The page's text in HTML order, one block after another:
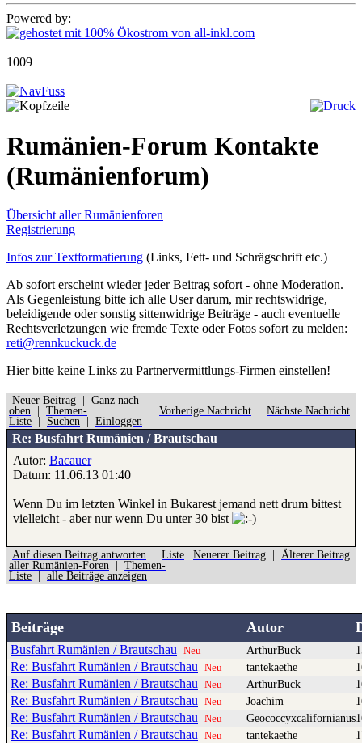
Powered by:
1009
Rumänien-Forum Kontakte
(Rumänienforum)
Übersicht aller Rumänienforen
Registrierung
Infos zur Textformatierung (Links, Fett- und Schrägschrift etc.)
Ab sofort erscheint wieder jeder Beitrag sofort - ohne Moderation.
Als Gegenleistung bitte ich alle User darum, mir rechtswidrige,
beleidigende oder sonstig sittenwidrige Beiträge - auch eventuelle
Rechtsverletzungen wie fremde Texte oder Fotos sofort zu melden:
reti@rennkuckuck.de
Hier bitte keine Links zu Partnervermittlungs-Firmen einstellen!
Neuer Beitrag
Ganz nach
oben
Themen-
Liste
Suchen Einloggen
Vorherige Nachricht Nächste Nachricht
Re: Busfahrt Rumänien / Brautschau
Autor: Bacauer
Datum: 11.06.13 01:40
Wenn Du im letzten Winkel in Bukarest jemand nett drum bittest
vielleicht - aber nur wenn Du unter 30 bist
Auf diesen Beitrag antworten
Liste
aller Rumänien-Foren
Themen-
Liste
alle Beiträge anzeigen
Neuerer Beitrag Älterer Beitrag
Beiträge Autor
Busfahrt Rumänien / Brautschau Neu ArthurBuck
Re: Busfahrt Rumänien / Brautschau Neu tantekaethe
Re: Busfahrt Rumänien / Brautschau Neu ArthurBuck
Re: Busfahrt Rumänien / Brautschau Neu Joachim
Re: Busfahrt Rumänien / Brautschau Neu Geococcyxcalifornianus
Re: Busfahrt Rumänien / Brautschau Neu tantekaethe